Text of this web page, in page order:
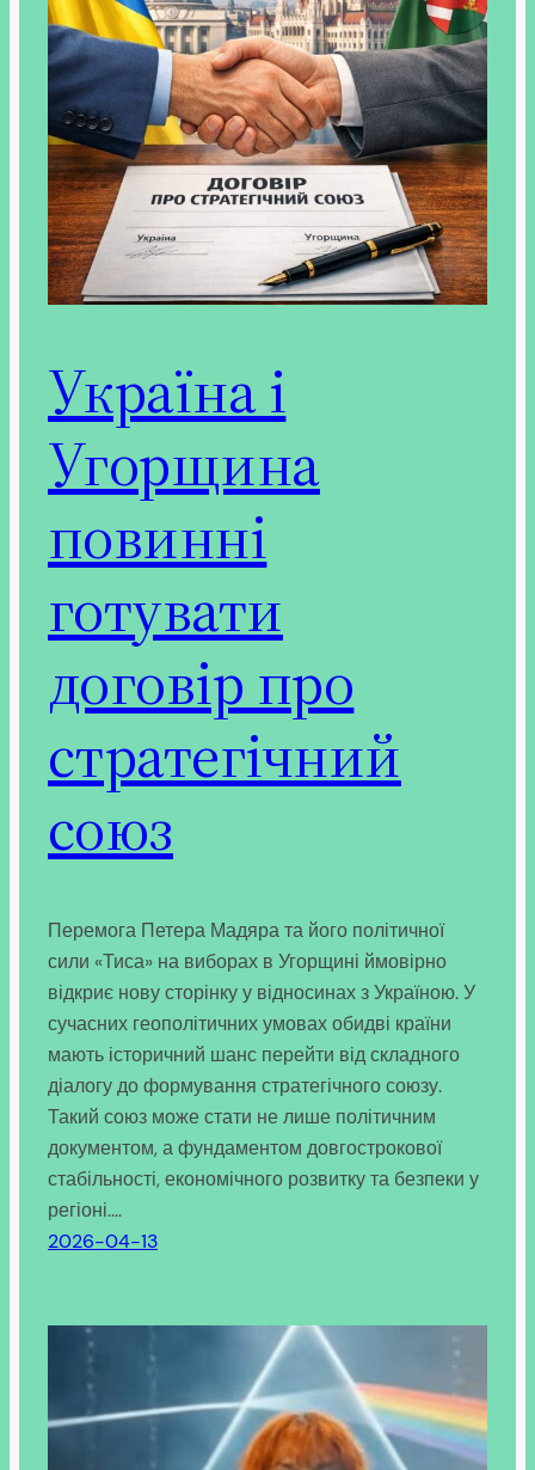
Україна і
Угорщина
повинні
готувати
договір про
стратегічний
союз
Перемога Петера Мадяра та його політичної
сили «Тиса» на виборах в Угорщині ймовірно
відкриє нову сторінку у відносинах з Україною. У
сучасних геополітичних умовах обидві країни
мають історичний шанс перейти від складного
діалогу до формування стратегічного союзу.
Такий союз може стати не лише політичним
документом, а фундаментом довгострокової
стабільності, економічного розвитку та безпеки у
регіоні.…
2026-04-13